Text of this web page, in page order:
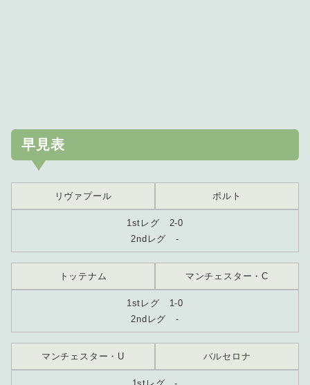
早見表
リヴァプール ポルト
1stレグ 2-0
2ndレグ -
トッテナム マンチェスター・C
1stレグ 1-0
2ndレグ -
マンチェスター・U バルセロナ